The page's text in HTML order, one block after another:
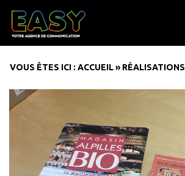
VOUS ÊTES ICI : ACCUEIL» RÉALISATIONS